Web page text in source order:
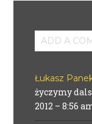
ADD A
Required
Łukasz
życzymy
2012 – 8:56